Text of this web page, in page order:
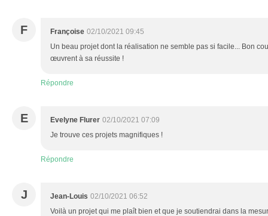
F Françoise 02/10/2021 09:45
Un beau projet dont la réalisation ne semble pas si facile... Bon
œuvrent à sa réussite !
Répondre
E Evelyne Flurer 02/10/2021 07:09
Je trouve ces projets magnifiques !
Répondre
J Jean-Louis 02/10/2021 06:52
Voilà un projet qui me plaît bien et que je soutiendrai dans la